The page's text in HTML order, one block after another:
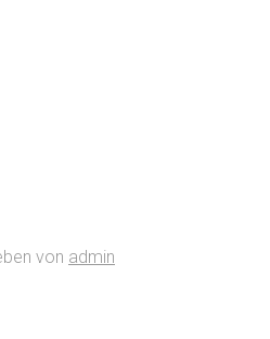
von admin